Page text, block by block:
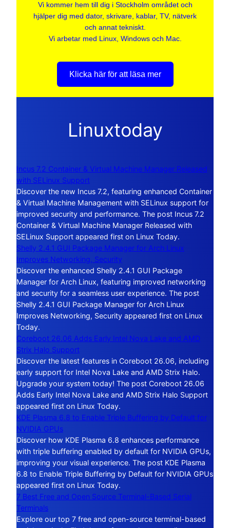
Vi kommer hem till dig i Stockholm området och
hjälper dig med dator, skrivare, kablar, TV, nätverk
och annat tekniskt.
Vi arbetar med Linux, Windows och Mac.
Klicka här för att läsa mer
Linuxtoday
Incus 7.2 Container & Virtual Machine Manager Released
with SELinux Support
Discover the new Incus 7.2, featuring enhanced Container
& Virtual Machine Management with SELinux support for
improved security and performance. The post Incus 7.2
Container & Virtual Machine Manager Released with
SELinux Support appeared first on Linux Today.
Shelly 2.4.1 GUI Package Manager for Arch Linux
Improves Networking, Security
Discover the enhanced Shelly 2.4.1 GUI Package
Manager for Arch Linux, featuring improved networking
and security for a seamless user experience. The post
Shelly 2.4.1 GUI Package Manager for Arch Linux
Improves Networking, Security appeared first on Linux
Today.
Coreboot 26.06 Adds Early Intel Nova Lake and AMD
Strix Halo Support
Discover the latest features in Coreboot 26.06, including
early support for Intel Nova Lake and AMD Strix Halo.
Upgrade your system today! The post Coreboot 26.06
Adds Early Intel Nova Lake and AMD Strix Halo Support
appeared first on Linux Today.
KDE Plasma 6.8 to Enable Triple Buffering by Default for
NVIDIA GPUs
Discover how KDE Plasma 6.8 enhances performance
with triple buffering enabled by default for NVIDIA GPUs,
improving your visual experience. The post KDE Plasma
6.8 to Enable Triple Buffering by Default for NVIDIA GPUs
appeared first on Linux Today.
7 Best Free and Open Source Terminal-Based Serial
Terminals
Explore our top 7 free and open-source terminal-based